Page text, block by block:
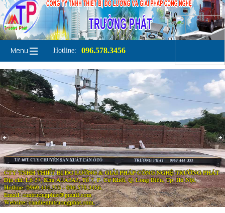
Hotline: 096.578.3456